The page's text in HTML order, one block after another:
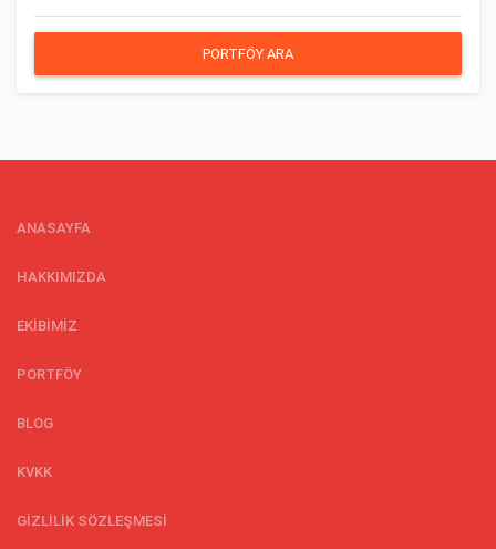
PORTFÖY ARA
ANASAYFA
HAKKIMIZDA
EKİBİMİZ
PORTFÖY
BLOG
KVKK
GİZLİLİK SÖZLEŞMESİ